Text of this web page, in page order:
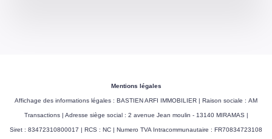
Mentions légales
Affichage des informations légales : BASTIEN ARFI IMMOBILIER | Raison sociale : AM
Transactions | Adresse siège social : 2 avenue Jean moulin - 13140 MIRAMAS |
Siret : 83472310800017 | RCS : NC | Numero TVA Intracommunautaire : FR70834723108